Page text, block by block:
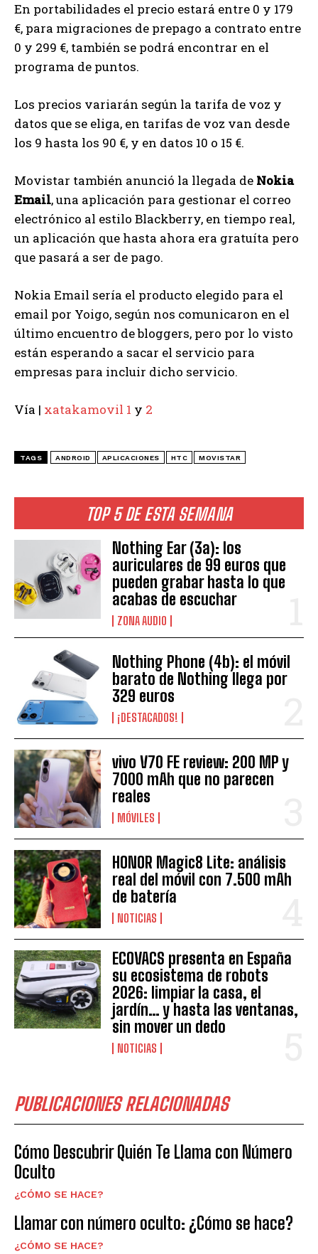
TOP 5 DE ESTA SEMANA
Nothing Ear (3a): los
auriculares de 99 euros que
pueden grabar hasta lo que
acabas de escuchar
ZONA AUDIO
Nothing Phone (4b): el móvil
barato de Nothing llega por
329 euros
¡DESTACADOS!
vivo V70 FE review: 200 MP y
7000 mAh que no parecen
reales
MÓVILES
HONOR Magic8 Lite: análisis
real del móvil con 7.500 mAh
de batería
NOTICIAS
ECOVACS presenta en España
su ecosistema de robots
2026: limpiar la casa, el
jardín… y hasta las ventanas,
sin mover un dedo
NOTICIAS
PUBLICACIONES RELACIONADAS
Cómo Descubrir Quién Te Llama con Número
Oculto
¿CÓMO SE HACE?
Llamar con número oculto: ¿Cómo se hace?
¿CÓMO SE HACE?
En portabilidades el precio estará entre 0 y 179
€, para migraciones de prepago a contrato entre
0 y 299 €, también se podrá encontrar en el
programa de puntos.
Los precios variarán según la tarifa de voz y
datos que se eliga, en tarifas de voz van desde
los 9 hasta los 90 €, y en datos 10 o 15 €.
Movistar también anunció la llegada de Nokia
Email, una aplicación para gestionar el correo
electrónico al estilo Blackberry, en tiempo real,
un aplicación que hasta ahora era gratuíta pero
que pasará a ser de pago.
Nokia Email sería el producto elegido para el
email por Yoigo, según nos comunicaron en el
último encuentro de bloggers, pero por lo visto
están esperando a sacar el servicio para
empresas para incluir dicho servicio.
Vía | xatakamovil 1 y 2
TAGS ANDROID APLICACIONES HTC MOVISTAR